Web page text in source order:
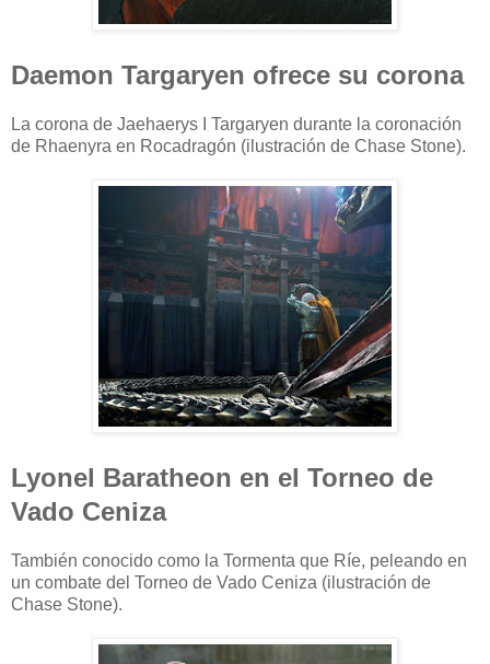
Daemon Targaryen ofrece su corona
La corona de Jaehaerys I Targaryen durante la coronación
de Rhaenyra en Rocadragón (ilustración de Chase Stone).
Lyonel Baratheon en el Torneo de
Vado Ceniza
También conocido como la Tormenta que Ríe, peleando en
un combate del Torneo de Vado Ceniza (ilustración de
Chase Stone).